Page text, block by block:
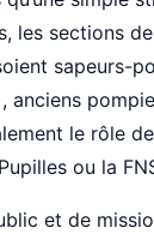
les sections
sapeurs-
anciens
le rôle
ou la
et de